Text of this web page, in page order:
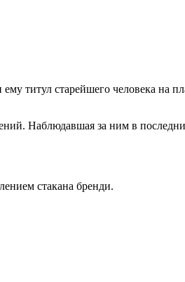
титул старейшего человека на
Наблюдавшая за ним в
стакана бренди.